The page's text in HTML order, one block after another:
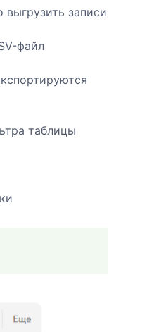
записи
файл
таблицы